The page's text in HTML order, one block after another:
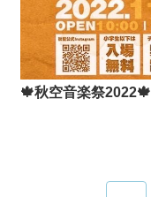
🍁秋空音楽祭2022🍁